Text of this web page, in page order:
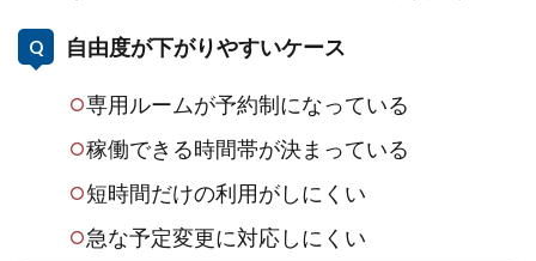
自由度が下がりやすいケース
専用ルームが予約制になっている
稼働できる時間帯が決まっている
短時間だけの利用がしにくい
急な予定変更に対応しにくい